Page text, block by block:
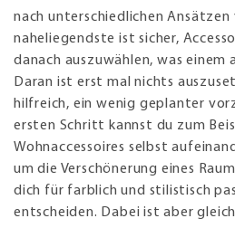
nach unterschiedlichen Ansätzen
naheliegendste ist sicher,
danach auszuwählen, was
Daran ist erst mal nichts
hilfreich, ein wenig geplanter
ersten Schritt kannst du zum
Wohnaccessoires selbst
um die Verschönerung eines
dich für farblich und stilistisch
entscheiden. Dabei ist aber